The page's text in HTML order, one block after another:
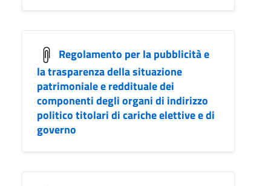
Regolamento per la pubblicità e
la trasparenza della situazione
patrimoniale e reddituale dei
componenti degli organi di indirizzo
politico titolari di cariche elettive e di
governo